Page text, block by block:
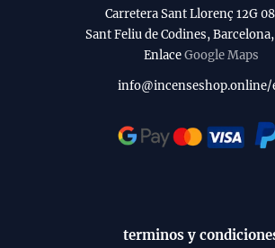
Carretera Sant Llorenç 12G
Sant Feliu de Codines,
EnlaceGoogle Maps
info@incenseshop.online/
terminos y